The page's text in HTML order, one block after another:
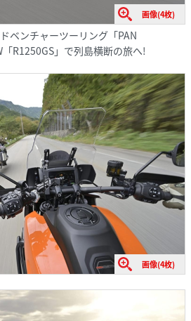
画像(4枚)
ベンチャーツーリング「PAN
R1250GS」で列島横断の旅へ!
画像(4枚)